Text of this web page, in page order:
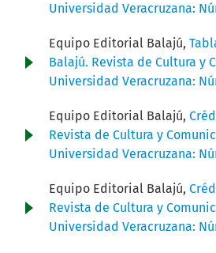
Universidad Veracruzana:
Equipo Editorial Balajú,
Balajú. Revista de Cultura y
Universidad Veracruzana:
Equipo Editorial Balajú,
Revista de Cultura y
Universidad Veracruzana:
Equipo Editorial Balajú,
Revista de Cultura y
Universidad Veracruzana: